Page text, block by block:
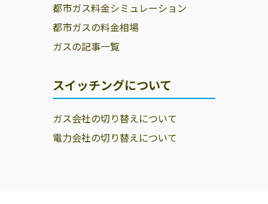
都市ガス料金シミュレーション
都市ガスの料金相場
ガスの記事一覧
スイッチングについて
ガス会社の切り替えについて
電力会社の切り替えについて